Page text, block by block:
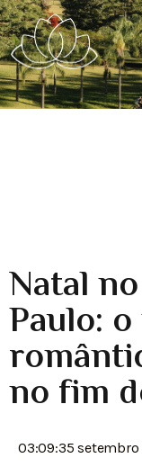
Natal
Paulo:
no fim
03:09:35 setembro